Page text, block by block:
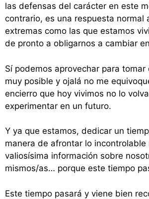
las defensas del carácter en este
contrario, es una respuesta normal
extremas como las que estamos
de pronto a obligarnos a cambiar
Sí podemos aprovechar para tomar
muy posible y ojalá no me
encierro que hoy vivimos no lo
experimentar en un futuro.
Y ya que estamos, dedicar un
manera de afrontar lo incontrolable
valiosísima información sobre
mismos/as… porque este tiempo
Este tiempo pasará y viene bien